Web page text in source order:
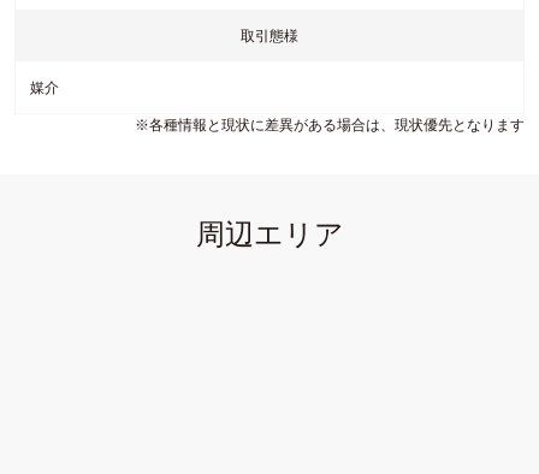
取引態様
媒介
※各種情報と現状に差異がある場合は、現状優先となります
周辺エリア